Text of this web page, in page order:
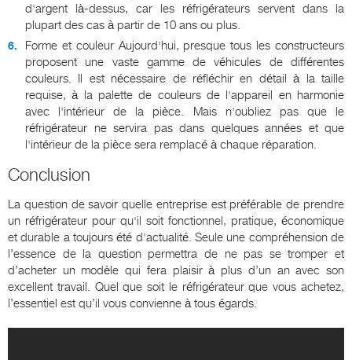
d'argent là-dessus, car les réfrigérateurs servent dans la
plupart des cas à partir de 10 ans ou plus.
Forme et couleur Aujourd'hui, presque tous les constructeurs
proposent une vaste gamme de véhicules de différentes
couleurs. Il est nécessaire de réfléchir en détail à la taille
requise, à la palette de couleurs de l'appareil en harmonie
avec l'intérieur de la pièce. Mais n'oubliez pas que le
réfrigérateur ne servira pas dans quelques années et que
l'intérieur de la pièce sera remplacé à chaque réparation.
Conclusion
La question de savoir quelle entreprise est préférable de prendre
un réfrigérateur pour qu'il soit fonctionnel, pratique, économique
et durable a toujours été d'actualité. Seule une compréhension de
l’essence de la question permettra de ne pas se tromper et
d’acheter un modèle qui fera plaisir à plus d’un an avec son
excellent travail. Quel que soit le réfrigérateur que vous achetez,
l’essentiel est qu’il vous convienne à tous égards.